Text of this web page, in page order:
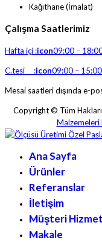
Kağıthane (İmalat)
Çalışma Saatlerimiz
Hafta içi :icon09:00 –
C.tesi :icon09:00 – 15:00
Mesai saatleri dışında e-
Copyright © Tüm
Malzemeleri
Ana Sayfa
Ürünler
Referanslar
İletişim
Müşteri
Makale